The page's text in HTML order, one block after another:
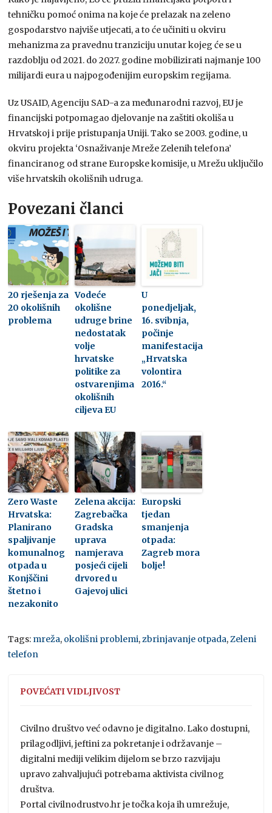
tehničku pomoć onima na koje će prelazak na zeleno
gospodarstvo najviše utjecati, a to će učiniti u okviru
mehanizma za pravednu tranziciju unutar kojeg će se u
razdoblju od 2021. do 2027. godine mobilizirati najmanje 100
milijardi eura u najpogođenijim europskim regijama.
Uz USAID, Agenciju SAD-a za međunarodni razvoj, EU je
financijski potpomagao djelovanje na zaštiti okoliša u
Hrvatskoj i prije pristupanja Uniji. Tako se 2003. godine, u
okviru projekta ‘Osnaživanje Mreže Zelenih telefona’
financiranog od strane Europske komisije, u Mrežu uključilo
više hrvatskih okolišnih udruga.
Povezani članci
20 rješenja za
20 okolišnih
problema
Vodeće
okolišne
udruge brine
nedostatak
volje
hrvatske
politike za
ostvarenjima
okolišnih
ciljeva EU
U
ponedjeljak,
16. svibnja,
počinje
manifestacija
„Hrvatska
volontira
2016.“
Zero Waste
Hrvatska:
Planirano
spaljivanje
komunalnog
otpada u
Konjščini
štetno i
nezakonito
Zelena akcija:
Zagrebačka
Gradska
uprava
namjerava
posjeći cijeli
drvored u
Gajevoj ulici
Europski
tjedan
smanjenja
otpada:
Zagreb mora
bolje!
Tags: mreža, okolišni problemi,zbrinjavanje otpada,Zeleni
telefon
POVEĆATI VIDLJIVOST
Civilno društvo već odavno je digitalno. Lako dostupni,
prilagodljivi, jeftini za pokretanje i održavanje –
digitalni mediji velikim dijelom se brzo razvijaju
upravo zahvaljujući potrebama aktivista civilnog
društva.
Portal civilnodrustvo.hr je točka koja ih umrežuje,